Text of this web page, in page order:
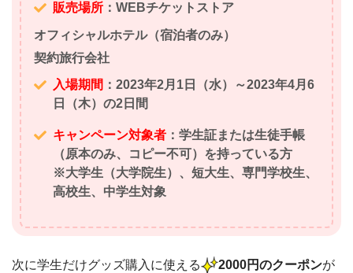
販売場所 ：WEBチケットストア
オフィシャルホテル（宿泊者のみ）
契約旅行会社
入場期間 ：2023年2月1日（水）～2023年4月6
日（木）の2日間
キャンペーン対象者 ：学生証または生徒手帳
（原本のみ、コピー不可）を持っている方
※大学生（大学院生）、短大生、専門学校生、
高校生、中学生対象
次に学生だけグッズ購入に使える 2000円のクーポンが